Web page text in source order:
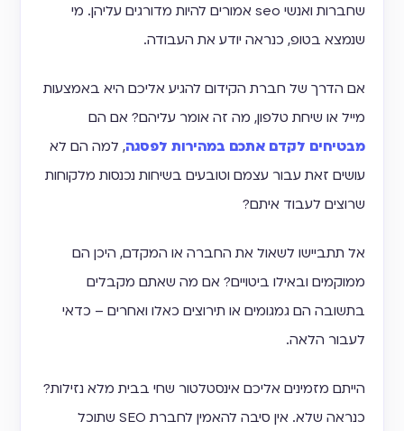
שחברות ואנשי seo אמורים להיות מדורגים עליהן. מי
שנמצא בטופ, כנראה יודע את העבודה.
אם הדרך של חברת הקידום להגיע אליכם היא באמצעות
מייל או שיחת טלפון, מה זה אומר עליהם? אם הם
מבטיחים לקדם אתכם במהירות לפסגה, למה הם לא
עושים זאת עבור עצמם וטובעים בשיחות נכנסות מלקוחות
שרוצים לעבוד איתם?
אל תתביישו לשאול את החברה או המקדם, היכן הם
ממוקמים ובאילו ביטויים? אם מה שאתם מקבלים
בתשובה הם גמגומים או תירוצים כאלו ואחרים – כדאי
לעבור הלאה.
הייתם מזמינים אליכם אינסטלטור שחי בבית מלא נזילות?
כנראה שלא. אין סיבה להאמין לחברת SEO שתוכל